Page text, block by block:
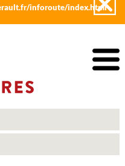
inforoute/index.html